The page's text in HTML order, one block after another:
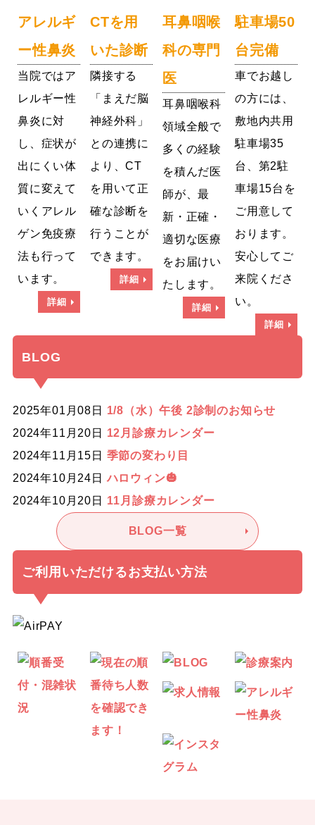
アレルギ
ー性鼻炎
当院ではア
レルギー性
鼻炎に対
し、症状が
出にくい体
質に変えて
いくアレル
ゲン免疫療
法も行って
います。
詳細
CTを用
いた診断
隣接する
「まえだ脳
神経外科」
との連携に
より、CT
を用いて正
確な診断を
行うことが
できます。
詳細
耳鼻咽喉
科の専門
医
耳鼻咽喉科
領域全般で
多くの経験
を積んだ医
師が、最
新・正確・
適切な医療
をお届けい
たします。
詳細
駐車場50
台完備
車でお越し
の方には、
敷地内共用
駐車場35
台、第2駐
車場15台を
ご用意して
おります。
安心してご
来院くださ
い。
詳細
BLOG
2025年01月08日 1/8（水）午後 2診制のお知らせ
2024年11月20日 12月診療カレンダー
2024年11月15日 季節の変わり目
2024年10月24日ハロウィン🎃
2024年10月20日 11月診療カレンダー
BLOG一覧
ご利用いただけるお支払い方法